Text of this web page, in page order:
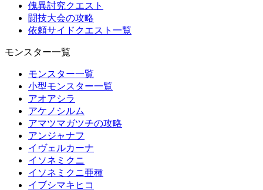
傀異討究クエスト
闘技大会の攻略
依頼サイドクエスト一覧
モンスター一覧
モンスター一覧
小型モンスター一覧
アオアシラ
アケノシルム
アマツマガツチの攻略
アンジャナフ
イヴェルカーナ
イソネミクニ
イソネミクニ亜種
イブシマキヒコ